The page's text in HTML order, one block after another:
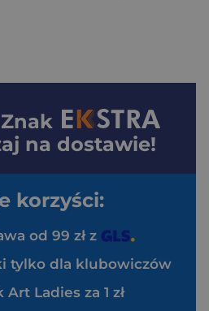
Znak
na dostawie!
korzyści:
od 99 zł z
tylko dla klubowiczów
Ladies za 1 zł